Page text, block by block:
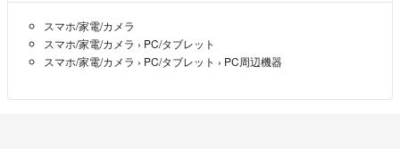
スマホ/家電/カメラ
スマホ/家電/カメラ › PC/タブレット
スマホ/家電/カメラ › PC/タブレット › PC周辺機器